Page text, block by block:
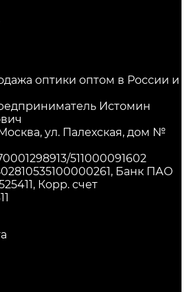
оптики оптом в России и
Истомин
ул. Палехская, дом №
511000091602
Банк ПАО
Корр. счет